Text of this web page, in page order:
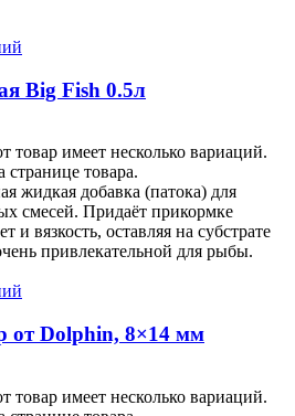
Big Fish 0.5л
товар имеет несколько вариаций.
товара.
жидкая добавка (патока) для
смесей. Придаёт прикормке
и вязкость, оставляя на субстрате
привлекательной для рыбы.
от Dolphin, 8×14 мм
товар имеет несколько вариаций.